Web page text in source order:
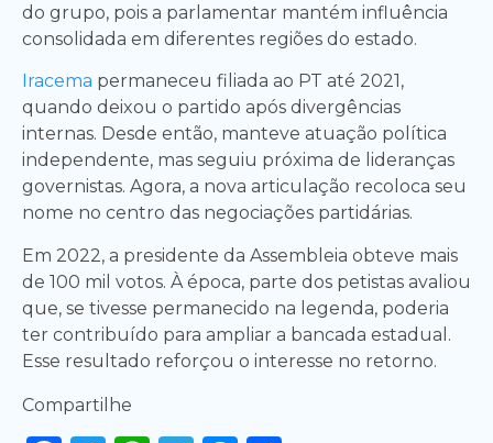
do grupo, pois a parlamentar mantém influência
consolidada em diferentes regiões do estado.
Iracema permaneceu filiada ao PT até 2021,
quando deixou o partido após divergências
internas. Desde então, manteve atuação política
independente, mas seguiu próxima de lideranças
governistas. Agora, a nova articulação recoloca seu
nome no centro das negociações partidárias.
Em 2022, a presidente da Assembleia obteve mais
de 100 mil votos. À época, parte dos petistas avaliou
que, se tivesse permanecido na legenda, poderia
ter contribuído para ampliar a bancada estadual.
Esse resultado reforçou o interesse no retorno.
Compartilhe